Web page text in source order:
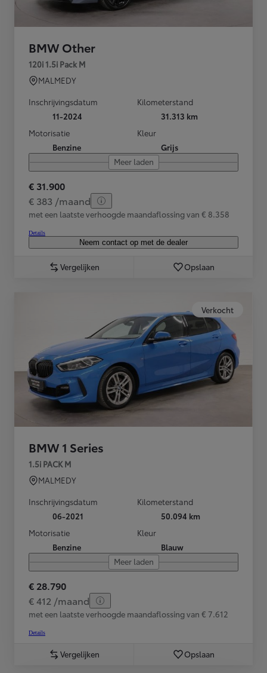
BMW Other
120i 1.5i Pack M
MALMEDY
Inschrijvingsdatum
11-2024
Kilometerstand
31.313 km
Motorisatie
Benzine
Kleur
Grijs
Meer laden
€ 31.900
€ 383 /maand
met een laatste verhoogde maandaflossing van € 8.358
Details
Neem contact op met de dealer
Vergelijken Opslaan
Verkocht
BMW 1 Series
1.5i PACK M
MALMEDY
Inschrijvingsdatum
06-2021
Kilometerstand
50.094 km
Motorisatie
Benzine
Kleur
Blauw
Meer laden
€ 28.790
€ 412 /maand
met een laatste verhoogde maandaflossing van € 7.612
Details
Vergelijken Opslaan